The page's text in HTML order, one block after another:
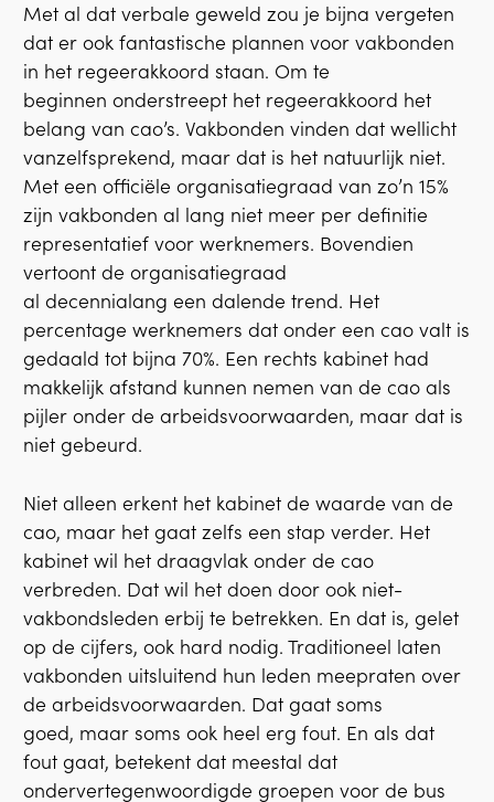
Met al dat verbale geweld zou je bijna vergeten
dat er ook fantastische plannen voor vakbonden
in het regeerakkoord staan. Om te
beginnen onderstreept het regeerakkoord het
belang van cao’s. Vakbonden vinden dat wellicht
vanzelfsprekend, maar dat is het natuurlijk niet.
Met een officiële organisatiegraad van zo’n 15%
zijn vakbonden al lang niet meer per definitie
representatief voor werknemers. Bovendien
vertoont de organisatiegraad
al decennialang een dalende trend. Het
percentage werknemers dat onder een cao valt is
gedaald tot bijna 70%. Een rechts kabinet had
makkelijk afstand kunnen nemen van de cao als
pijler onder de arbeidsvoorwaarden, maar dat is
niet gebeurd.
Niet alleen erkent het kabinet de waarde van de
cao, maar het gaat zelfs een stap verder. Het
kabinet wil het draagvlak onder de cao
verbreden. Dat wil het doen door ook niet-
vakbondsleden erbij te betrekken. En dat is, gelet
op de cijfers, ook hard nodig. Traditioneel laten
vakbonden uitsluitend hun leden meepraten over
de arbeidsvoorwaarden. Dat gaat soms
goed, maar soms ook heel erg fout. En als dat
fout gaat, betekent dat meestal dat
ondervertegenwoordigde groepen voor de bus